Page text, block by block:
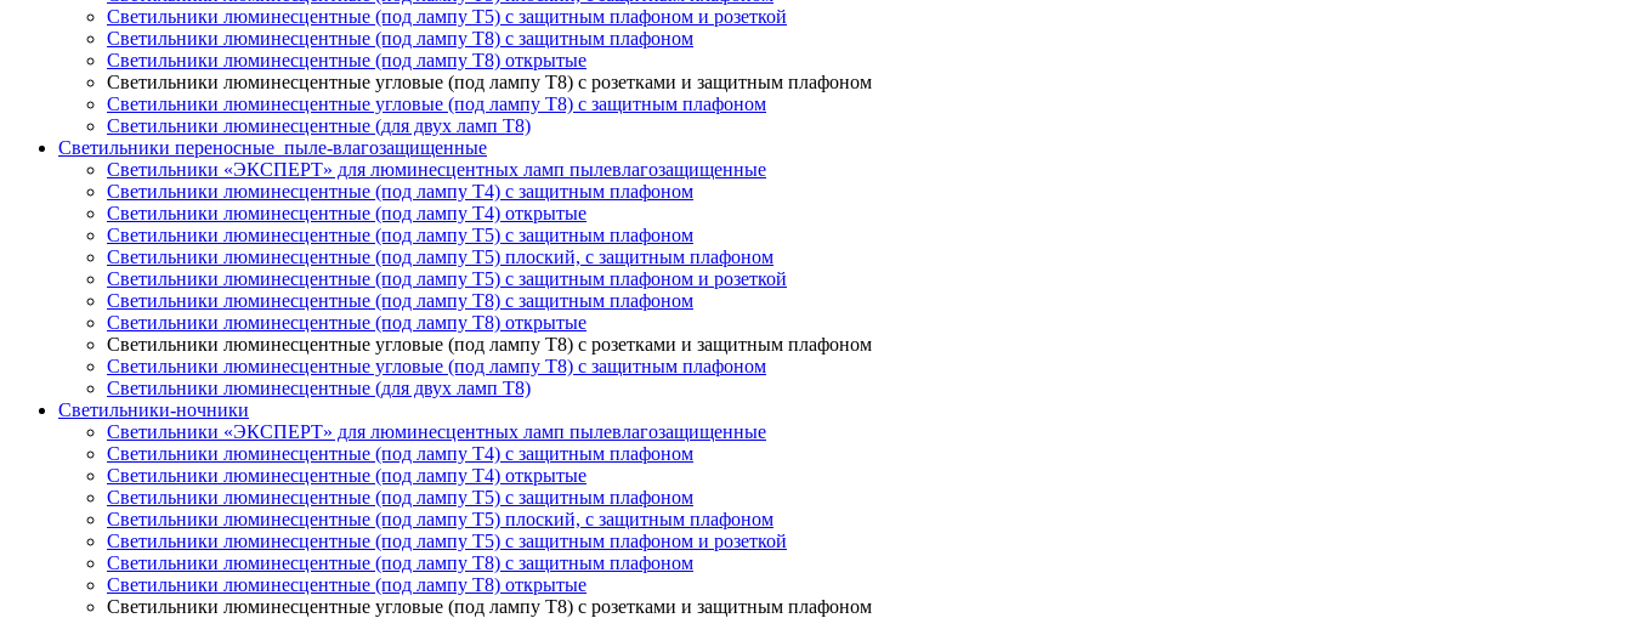
Светильники люминесцентные (под лампу Т5) с защитным плафоном и розеткой
Светильники люминесцентные (под лампу T8) с защитным плафоном
Светильники люминесцентные (под лампу T8) открытые
Светильники люминесцентные угловые (под лампу T8) с розетками и защитным плафоном
Светильники люминесцентные угловые (под лампу T8) с защитным плафоном
Светильники люминесцентные (для двух ламп T8)
Светильники переносные пыле-влагозащищенные
Светильники «ЭКСПЕРТ» для люминесцентных ламп пылевлагозащищенные
Светильники люминесцентные (под лампу Т4) с защитным плафоном
Светильники люминесцентные (под лампу Т4) открытые
Светильники люминесцентные (под лампу Т5) с защитным плафоном
Светильники люминесцентные (под лампу Т5) плоский, с защитным плафоном
Светильники люминесцентные (под лампу Т5) с защитным плафоном и розеткой
Светильники люминесцентные (под лампу T8) с защитным плафоном
Светильники люминесцентные (под лампу T8) открытые
Светильники люминесцентные угловые (под лампу T8) с розетками и защитным плафоном
Светильники люминесцентные угловые (под лампу T8) с защитным плафоном
Светильники люминесцентные (для двух ламп T8)
Светильники-ночники
Светильники «ЭКСПЕРТ» для люминесцентных ламп пылевлагозащищенные
Светильники люминесцентные (под лампу Т4) с защитным плафоном
Светильники люминесцентные (под лампу Т4) открытые
Светильники люминесцентные (под лампу Т5) с защитным плафоном
Светильники люминесцентные (под лампу Т5) плоский, с защитным плафоном
Светильники люминесцентные (под лампу Т5) с защитным плафоном и розеткой
Светильники люминесцентные (под лампу T8) с защитным плафоном
Светильники люминесцентные (под лампу T8) открытые
Светильники люминесцентные угловые (под лампу T8) с розетками и защитным плафоном